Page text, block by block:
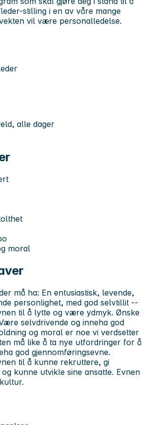
stilling i en av våre mange
vil være personalledelse.
alle dager
moral
må ha: En entusiastisk, levende,
personlighet, med god selvtillit --
til å lytte og være ydmyk. Ønske
selvdrivende og inneha god
og moral er noe vi verdsetter
må like å ta nye utfordringer for å
god gjennomføringsevne.
til å kunne rekruttere, gi
kunne utvikle sine ansatte. Evnen